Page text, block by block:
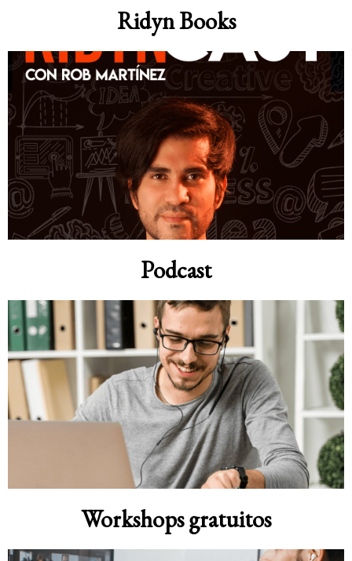
Ridyn Books
Podcast
Workshops gratuitos